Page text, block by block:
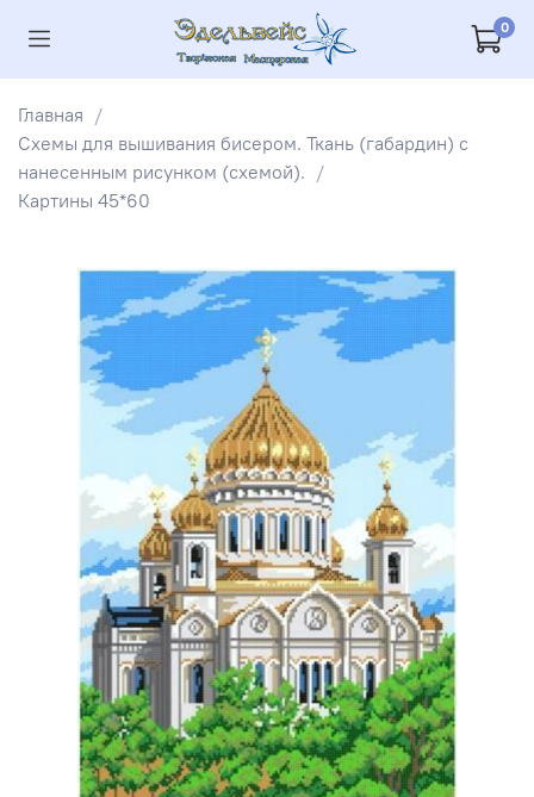
0
Главная
Схемы для вышивания бисером. Ткань (габардин) с
нанесенным рисунком (схемой).
Картины 45*60